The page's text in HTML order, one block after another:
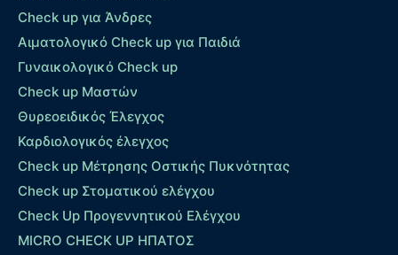
Check up για Άνδρες
Αιματολογικό Check up για Παιδιά
Γυναικολογικό Check up
Check up Μαστών
Θυρεοειδικός Έλεγχος
Καρδιολογικός έλεγχος
Check up Mέτρησης Οστικής Πυκνότητας
Check up Στοματικού ελέγχου
Check Up Προγεννητικού Ελέγχου
MICRO CHECK UP HΠΑΤΟΣ